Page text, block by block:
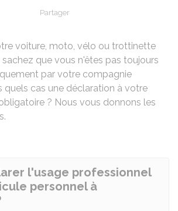
Partager
voiture, moto, vélo ou trottinette
que vous n'êtes pas toujours
par votre compagnie
quels cas une déclaration à votre
? Nous vous donnons les
l'usage professionnel
personnel à